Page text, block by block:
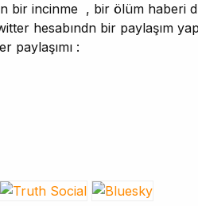
bir incinme , bir ölüm haberi
hesabındn bir paylaşım
paylaşımı :